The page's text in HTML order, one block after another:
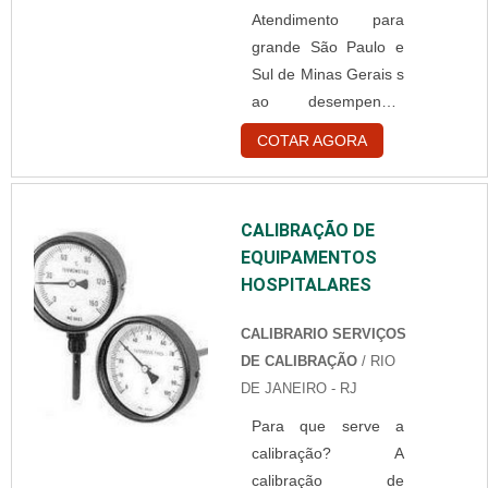
especiais, como é o
caso de hospitais e
clínicas médicas. O
chiller hospitalar,
elaborado para
atender aos
ressonância de
hospitais e centros
médicos, a....
Atendimento para
grande São Paulo e
Sul de Minas Gerais s
ao desempenhar
suas funções, é
fundamental que
assistência técnica de
seja sinalizada e,
desse modo, pode
realizar as avaliações
aparelhos necessitam
para voltar a operar
fornecendo
diagnósticos eficazes
para todos os
COTAR AGORA
CALIBRAÇÃO DE
EQUIPAMENTOS
HOSPITALARES
CALIBRARIO SERVIÇOS
DE CALIBRAÇÃO / RIO
DE JANEIRO - RJ
Para que serve a
calibração? A
calibração de